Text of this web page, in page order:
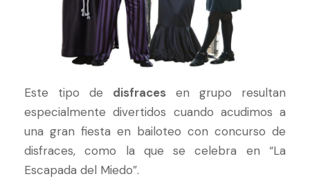
Este tipo de disfraces en grupo resultan
especialmente divertidos cuando acudimos a
una gran fiesta en bailoteo con concurso de
disfraces, como la que se celebra en “La
Escapada del Miedo”.